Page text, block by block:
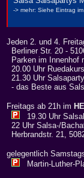
Jeden 2. und 4.
Berliner Str. 20 -
Parken im Innenhof
20.00 Uhr
21.30 Uhr
- das Beste aus
Freitags ab 21h im
19.30 Uhr
22 Uhr Salsa-/
Herbrandstr. 21,
gelegentlich
Martin-Luther-